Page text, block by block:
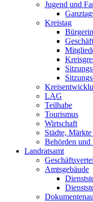
Jugend und
Kreistag
LAG
Teilhabe
Tourismus
Wirtschaft
Städte,
Behörden und
Landratsamt
Amtsgebäude